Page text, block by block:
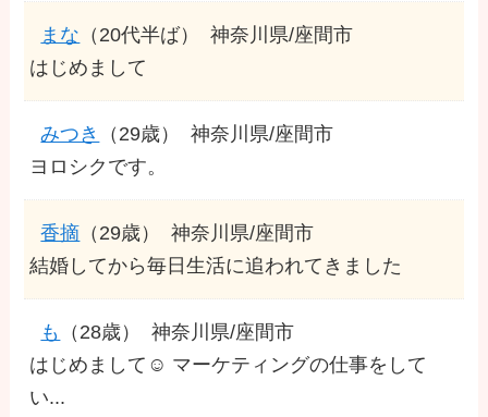
まな （20代半ば）
神奈川県/座間市
はじめまして
みつき （29歳）
神奈川県/座間市
ヨロシクです。
香摘 （29歳）
神奈川県/座間市
結婚してから毎日生活に追われてきました
も （28歳）
神奈川県/座間市
はじめまして☺️ マーケティングの仕事をして
い...